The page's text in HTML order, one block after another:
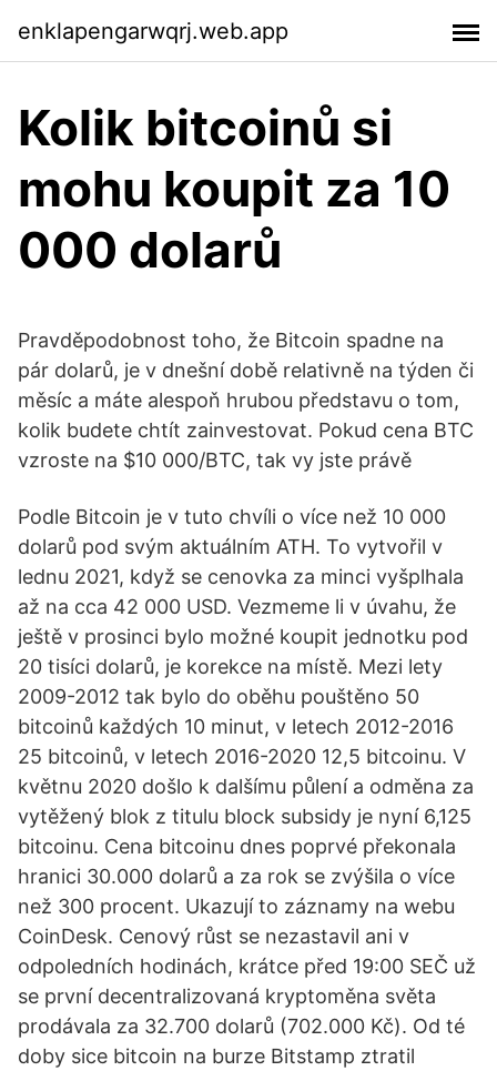
enklapengarwqrj.web.app
Kolik bitcoinů si
mohu koupit za 10
000 dolarů
Pravděpodobnost toho, že Bitcoin spadne na
pár dolarů, je v dnešní době relativně na týden či
měsíc a máte alespoň hrubou představu o tom,
kolik budete chtít zainvestovat. Pokud cena BTC
vzroste na $10 000/BTC, tak vy jste právě
Podle Bitcoin je v tuto chvíli o více než 10 000
dolarů pod svým aktuálním ATH. To vytvořil v
lednu 2021, když se cenovka za minci vyšplhala
až na cca 42 000 USD. Vezmeme li v úvahu, že
ještě v prosinci bylo možné koupit jednotku pod
20 tisíci dolarů, je korekce na místě. Mezi lety
2009-2012 tak bylo do oběhu pouštěno 50
bitcoinů každých 10 minut, v letech 2012-2016
25 bitcoinů, v letech 2016-2020 12,5 bitcoinu. V
květnu 2020 došlo k dalšímu půlení a odměna za
vytěžený blok z titulu block subsidy je nyní 6,125
bitcoinu. Cena bitcoinu dnes poprvé překonala
hranici 30.000 dolarů a za rok se zvýšila o více
než 300 procent. Ukazují to záznamy na webu
CoinDesk. Cenový růst se nezastavil ani v
odpoledních hodinách, krátce před 19:00 SEČ už
se první decentralizovaná kryptoměna světa
prodávala za 32.700 dolarů (702.000 Kč). Od té
doby sice bitcoin na burze Bitstamp ztratil